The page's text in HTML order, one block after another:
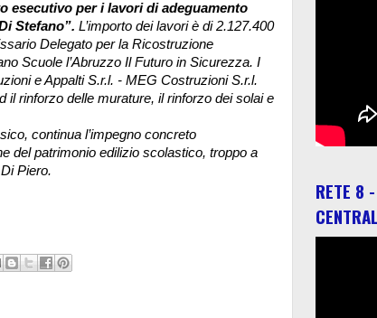
esecutivo per i lavori di adeguamento
Stefano”. L’importo dei lavori è di 2.127.400
Delegato per la Ricostruzione
Scuole l’Abruzzo Il Futuro in Sicurezza. I
e Appalti S.r.l. - MEG Costruzioni S.r.l.
il rinforzo delle murature, il rinforzo dei solai e
continua l’impegno concreto
del patrimonio edilizio scolastico, troppo a
Piero.
RETE 8